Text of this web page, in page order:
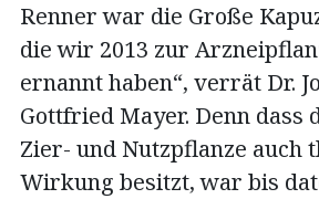
Renner war die Große
die wir 2013 zur
ernannt haben“, verrät Dr.
Gottfried Mayer. Denn dass
Zier- und Nutzpflanze auch
Wirkung besitzt, war bis